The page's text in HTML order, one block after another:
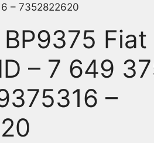
– 7352822620
Fiat
– 7 649
–